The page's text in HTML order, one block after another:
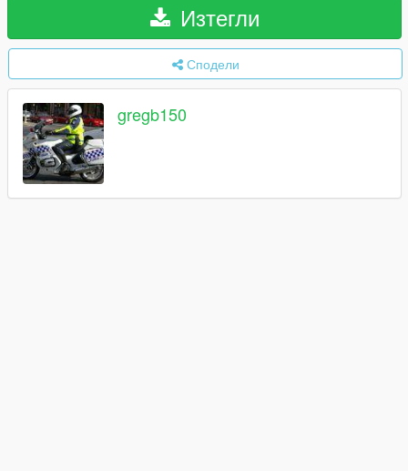
Изтегли
Сподели
gregb150